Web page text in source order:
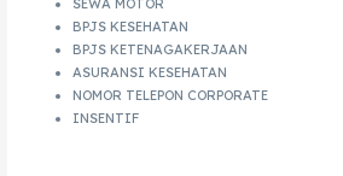
SEWA MOTOR
BPJS KESEHATAN
BPJS KETENAGAKERJAAN
ASURANSI KESEHATAN
NOMOR TELEPON CORPORATE
INSENTIF